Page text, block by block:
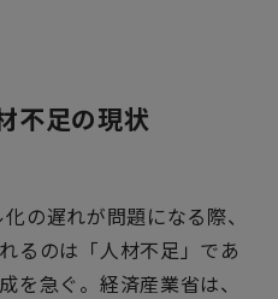
不足の現状
の遅れが問題になる際、
るのは「人材不足」であ
を急ぐ。経済産業省は、